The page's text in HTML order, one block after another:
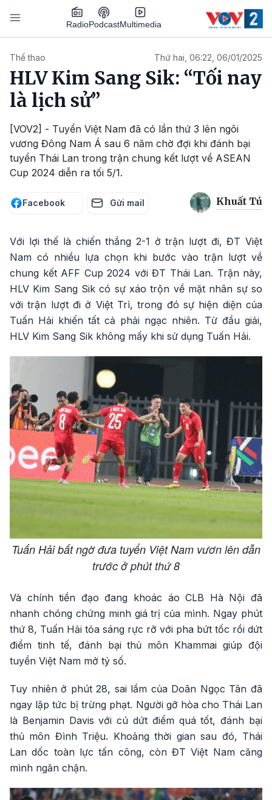
Nhảy đến nội dung
RadioPodcastMultimedia
Thể thao Thứ hai, 06:22, 06/01/2025
HLV Kim Sang Sik: “Tối nay
là lịch sử”
[VOV2] - Tuyển Việt Nam đã có lần thứ 3 lên ngôi
vương Đông Nam Á sau 6 năm chờ đợi khi đánh bại
tuyển Thái Lan trong trận chung kết lượt về ASEAN
Cup 2024 diễn ra tối 5/1.
Facebook Gửi mail Khuất Tú
Với lợi thế là chiến thắng 2-1 ở trận lượt đi, ĐT Việt
Nam có nhiều lựa chọn khi bước vào trận lượt về
chung kết AFF Cup 2024 với ĐT Thái Lan. Trận này,
HLV Kim Sang Sik có sự xáo trộn về mặt nhân sự so
với trận lượt đi ở Việt Trì, trong đó sự hiện diện của
Tuấn Hải khiến tất cả phải ngạc nhiên. Từ đầu giải,
HLV Kim Sang Sik không mấy khi sử dụng Tuấn Hải.
Tuấn Hải bất ngờ đưa tuyển Việt Nam vươn lên dẫn
trước ở phút thứ 8
Và chính tiền đạo đang khoác áo CLB Hà Nội đã
nhanh chóng chứng minh giá trị của mình. Ngay phút
thứ 8, Tuấn Hải tỏa sáng rực rỡ với pha bứt tốc rồi dứt
điểm tinh tế, đánh bại thủ môn Khammai giúp đội
tuyển Việt Nam mở tỷ số.
Tuy nhiên ở phút 28, sai lầm của Doãn Ngọc Tân đã
ngay lập tức bị trừng phạt. Người gỡ hòa cho Thái Lan
là Benjamin Davis với cú dứt điểm quá tốt, đánh bại
thủ môn Đình Triệu. Khoảng thời gian sau đó, Thái
Lan dốc toàn lực tấn công, còn ĐT Việt Nam căng
mình ngăn chặn.